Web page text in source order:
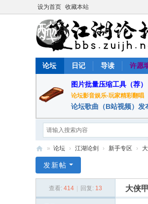
设为首页 收藏本站
论坛 日记 导读 许愿
图片批量压缩工具（荐）
论坛影音娱乐-玩家精彩翻唱
论坛歌曲（B站视频）发
江
» 论坛 › 江湖论剑 › 新手专区 ›
发新帖
查看: 414 回复: 13 大侠